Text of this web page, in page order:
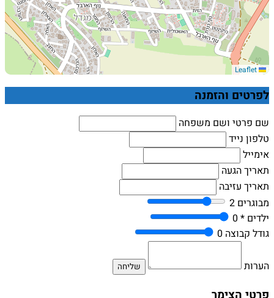
לפרטים והזמנה
שם פרטי ושם משפחה
טלפון נייד
אימייל
תאריך הגעה
תאריך עזיבה
מבוגרים 2
ילדים *0
גודל קבוצה 0
הערות